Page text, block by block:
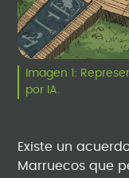
Imagen 1:
por IA.
Existe un
Marruecos que